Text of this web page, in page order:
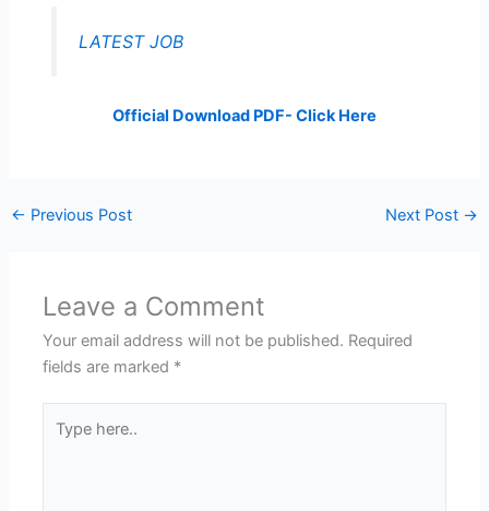
LATEST JOB
Official Download PDF- Click Here
← Previous Post Next Post →
Leave a Comment
Your email address will not be published. Required
fields are marked *
here..